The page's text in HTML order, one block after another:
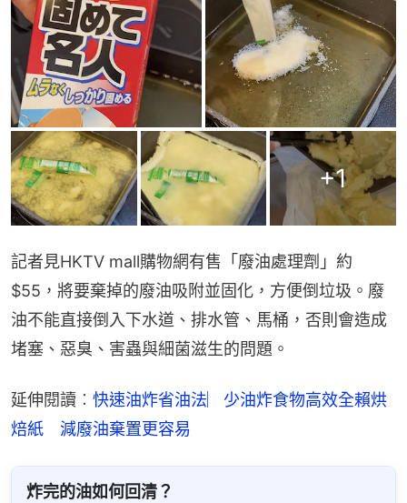
+1
記者見HKTV mall購物網有售「廢油處理劑」約
$55，將要棄掉的廢油吸附並固化，方便倒垃圾。廢
油不能直接倒入下水道、排水管、馬桶，否則會造成
堵塞、惡臭、害蟲與細菌滋生的問題。
延伸閱讀︰ 快速油炸省油法︳少油炸食物高效全賴烘
焙紙　減廢油棄置更容易
炸完的油如何回清？